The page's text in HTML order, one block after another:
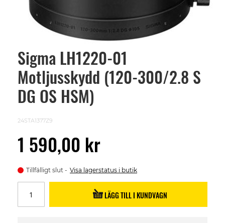
Sigma LH1220-01
Motljusskydd (120-300/2.8 S
DG OS HSM)
24STA1377Z9
1 590,00 kr
Tillfälligt slut Visa lagerstatus i butik
LÄGG TILL I KUNDVAGN
Skip
beginning
images